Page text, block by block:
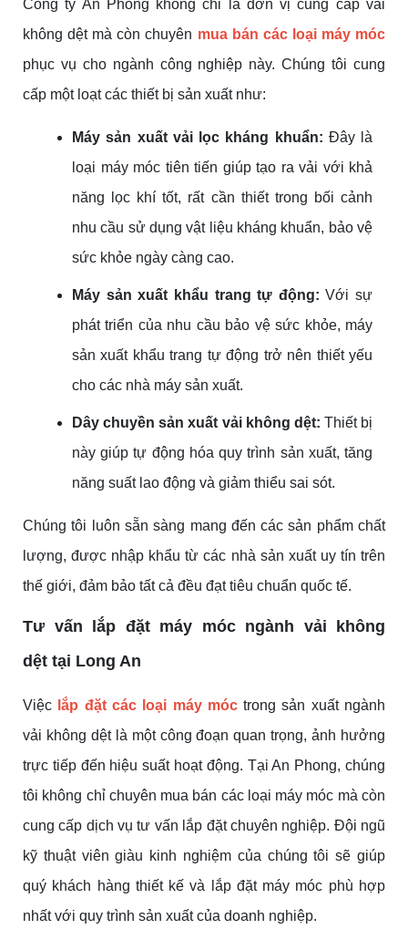
Công ty An Phong không chỉ là đơn vị cung cấp vải
không dệt mà còn chuyên mua bán các loại máy móc
phục vụ cho ngành công nghiệp này. Chúng tôi cung
cấp một loạt các thiết bị sản xuất như:
Máy sản xuất vải lọc kháng khuẩn: Đây là
loại máy móc tiên tiến giúp tạo ra vải với khả
năng lọc khí tốt, rất cần thiết trong bối cảnh
nhu cầu sử dụng vật liệu kháng khuẩn, bảo vệ
sức khỏe ngày càng cao.
Máy sản xuất khẩu trang tự động: Với sự
phát triển của nhu cầu bảo vệ sức khỏe, máy
sản xuất khẩu trang tự động trở nên thiết yếu
cho các nhà máy sản xuất.
Dây chuyền sản xuất vải không dệt: Thiết bị
này giúp tự động hóa quy trình sản xuất, tăng
năng suất lao động và giảm thiểu sai sót.
Chúng tôi luôn sẵn sàng mang đến các sản phẩm chất
lượng, được nhập khẩu từ các nhà sản xuất uy tín trên
thế giới, đảm bảo tất cả đều đạt tiêu chuẩn quốc tế.
Tư vấn lắp đặt máy móc ngành vải không
dệt tại Long An
Việc lắp đặt các loại máy móctrong sản xuất ngành
vải không dệt là một công đoạn quan trọng, ảnh hưởng
trực tiếp đến hiệu suất hoạt động. Tại An Phong, chúng
tôi không chỉ chuyên mua bán các loại máy móc mà còn
cung cấp dịch vụ tư vấn lắp đặt chuyên nghiệp. Đội ngũ
kỹ thuật viên giàu kinh nghiệm của chúng tôi sẽ giúp
quý khách hàng thiết kế và lắp đặt máy móc phù hợp
nhất với quy trình sản xuất của doanh nghiệp.